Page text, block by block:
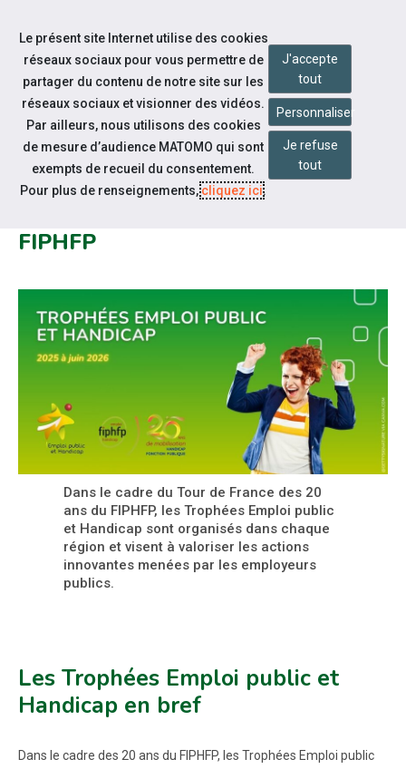
Aller au contenu
Notre actualité
CANDIDATEZ AUX TROPHÉES
FIPHFP
Dans le cadre du Tour de France des 20
ans du FIPHFP, les Trophées Emploi public
et Handicap sont organisés dans chaque
région et visent à valoriser les actions
innovantes menées par les employeurs
publics.
Les Trophées Emploi public et
Handicap en bref
Dans le cadre des 20 ans du FIPHFP, les Trophées Emploi public
Le présent site Internet utilise des cookies
réseaux sociaux pour vous permettre de
partager du contenu de notre site sur les
réseaux sociaux et visionner des vidéos.
Par ailleurs, nous utilisons des cookies
de mesure d’audience MATOMO qui sont
exempts de recueil du consentement.
Pour plus de renseignements,cliquez ici.
J'accepte
tout
Personnaliser
Je refuse
tout